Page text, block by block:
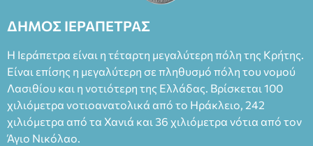
ΔΗΜΟΣ ΙΕΡΑΠΕΤΡΑΣ
Η Ιεράπετρα είναι η τέταρτη μεγαλύτερη πόλη της Κρήτης.
Είναι επίσης η μεγαλύτερη σε πληθυσμό πόλη του νομού
Λασιθίου και η νοτιότερη της Ελλάδας. Βρίσκεται 100
χιλιόμετρα νοτιοανατολικά από το Ηράκλειο, 242
χιλιόμετρα από τα Χανιά και 36 χιλιόμετρα νότια από τον
Άγιο Νικόλαο.